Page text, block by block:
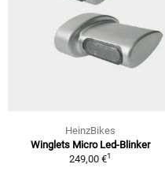
HeinzBikes
Winglets Micro Led-Blinker
249,00 €1